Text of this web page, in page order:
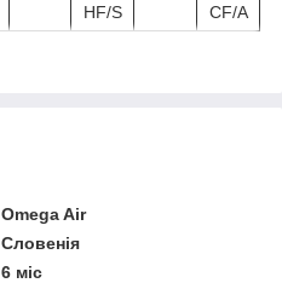
HF/S
CF/A
Omega Air
Словенія
6 міс